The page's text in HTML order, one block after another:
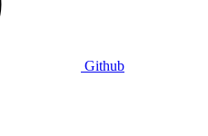
Github